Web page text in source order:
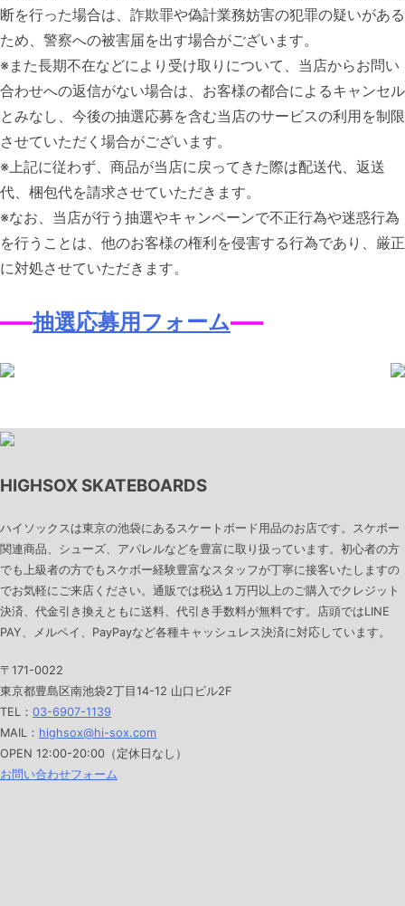
断を行った場合は、詐欺罪や偽計業務妨害の犯罪の疑いがある
ため、警察への被害届を出す場合がございます。
※また長期不在などにより受け取りについて、当店からお問い
合わせへの返信がない場合は、お客様の都合によるキャンセル
とみなし、今後の抽選応募を含む当店のサービスの利用を制限
させていただく場合がございます。
※上記に従わず、商品が当店に戻ってきた際は配送代、返送
代、梱包代を請求させていただきます。
※なお、当店が行う抽選やキャンペーンで不正行為や迷惑行為
を行うことは、他のお客様の権利を侵害する行為であり、厳正
に対処させていただきます。
—–抽選応募用フォーム—–
投
ビ
ゲ
ー
シ
ン
HIGHSOX SKATEBOARDS
ハイソックスは東京の池袋にあるスケートボード用品のお店です。スケボー
関連商品、シューズ、アパレルなどを豊富に取り扱っています。初心者の方
でも上級者の方でもスケボー経験豊富なスタッフが丁寧に接客いたしますの
でお気軽にご来店ください。通販では税込１万円以上のご購入でクレジット
決済、代金引き換えともに送料、代引き手数料が無料です。店頭ではLINE
PAY、メルペイ、PayPayなど各種キャッシュレス決済に対応しています。
〒171-0022
東京都豊島区南池袋2丁目14-12 山口ビル2F
TEL： 03-6907-1139
MAIL： highsox@hi-sox.com
OPEN 12:00-20:00（定休日なし）
お問い合わせフォーム